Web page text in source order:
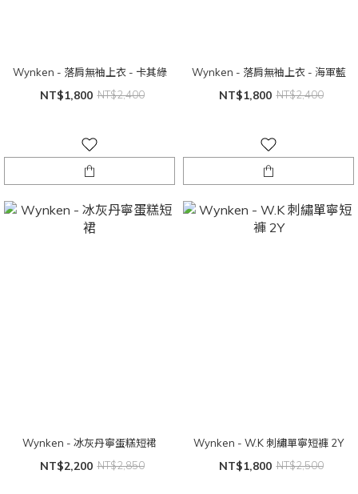
Wynken - 落肩無袖上衣 - 卡其綠
NT$1,800 NT$2,400
Wynken - 落肩無袖上衣 - 海軍藍
NT$1,800 NT$2,400
Wynken - 冰灰丹寧蛋糕短裙
NT$2,200 NT$2,850
Wynken - W.K 刺繡單寧短褲 2Y
NT$1,800 NT$2,500